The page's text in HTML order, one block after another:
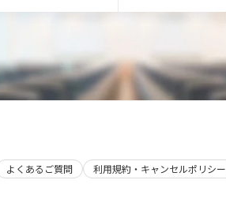
よくあるご質問 利用規約・キャンセルポリシー